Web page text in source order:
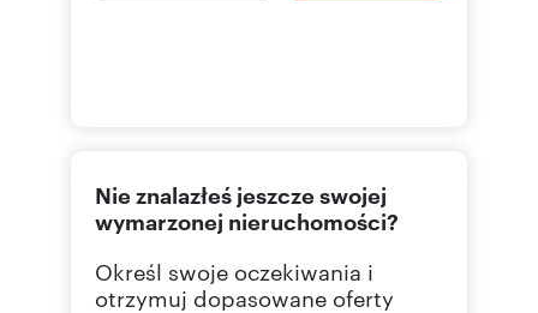
Nie znalazłeś jeszcze swojej
wymarzonej nieruchomości?
Określ swoje oczekiwania i
otrzymuj dopasowane oferty